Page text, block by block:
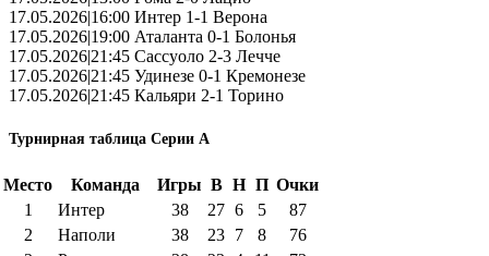
17.05.2026|16:00 Интер 1-1 Верона
17.05.2026|19:00 Аталанта 0-1 Болонья
17.05.2026|21:45 Сассуоло 2-3 Лечче
17.05.2026|21:45 Удинезе 0-1 Кремонезе
17.05.2026|21:45 Кальяри 2-1 Торино
Турнирная таблица Серии А
Место Команда Игры В Н П Очки
1
Интер 38 27 6 5
87
2
Наполи 38 23 7 8
76